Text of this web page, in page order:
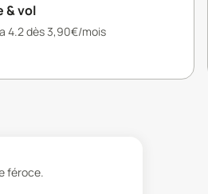
& vol
4.2 dès 3,90€/mois
féroce.